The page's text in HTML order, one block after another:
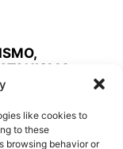
like cookies to
to these
browsing behavior or
UNA